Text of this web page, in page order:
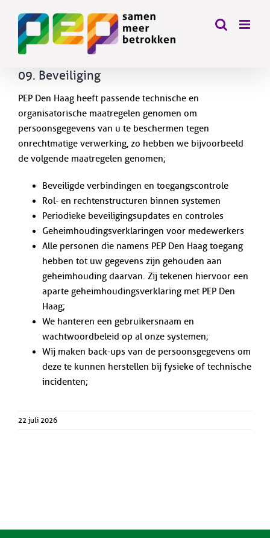
content
09. Beveiliging
PEP Den Haag heeft passende technische en
organisatorische maatregelen genomen om
persoonsgegevens van u te beschermen tegen
onrechtmatige verwerking, zo hebben we bijvoorbeeld
de volgende maatregelen genomen;
Beveiligde verbindingen en toegangscontrole
Rol- en rechtenstructuren binnen systemen
Periodieke beveiligingsupdates en controles
Geheimhoudingsverklaringen voor medewerkers
Alle personen die namens PEP Den Haag toegang
hebben tot uw gegevens zijn gehouden aan
geheimhouding daarvan. Zij tekenen hiervoor een
aparte geheimhoudingsverklaring met PEP Den
Haag;
We hanteren een gebruikersnaam en
wachtwoordbeleid op al onze systemen;
Wij maken back-ups van de persoonsgegevens om
deze te kunnen herstellen bij fysieke of technische
incidenten;
22 juli 2026